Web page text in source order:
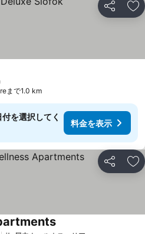
シェア お
まで1.0 km
を選択してく
料金を表示
シェア お